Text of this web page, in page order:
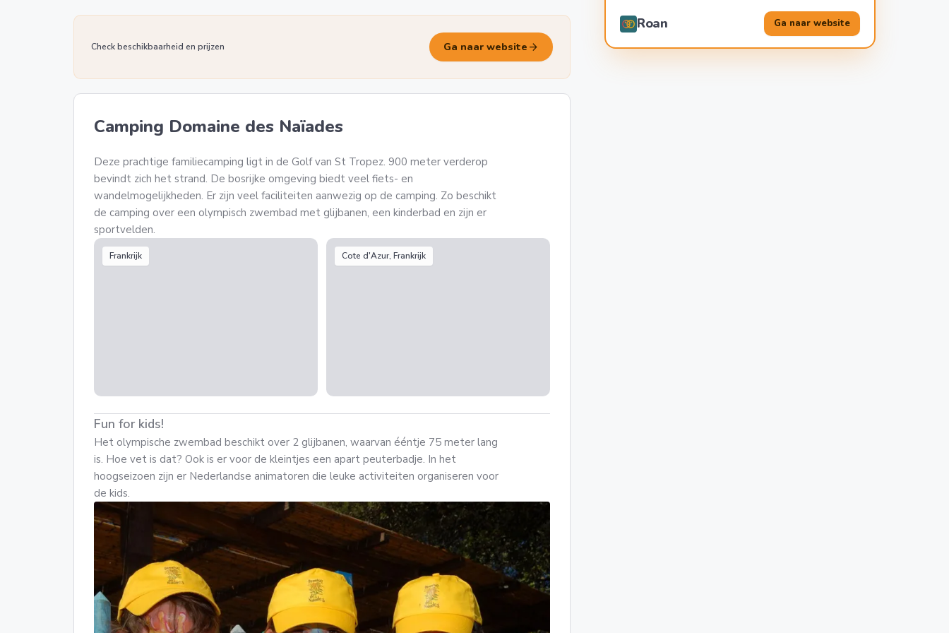
Roan Ga naar website
Check beschikbaarheid en prijzen Ga naar website arrow_forward
Camping Domaine des Naïades
Deze prachtige familiecamping ligt in de Golf van St Tropez. 900 meter verderop
bevindt zich het strand. De bosrijke omgeving biedt veel fiets- en
wandelmogelijkheden. Er zijn veel faciliteiten aanwezig op de camping. Zo beschikt
de camping over een olympisch zwembad met glijbanen, een kinderbad en zijn er
sportvelden.
Frankrijk Cote d'Azur, Frankrijk
Fun for kids!
Het olympische zwembad beschikt over 2 glijbanen, waarvan ééntje 75 meter lang
is. Hoe vet is dat? Ook is er voor de kleintjes een apart peuterbadje. In het
hoogseizoen zijn er Nederlandse animatoren die leuke activiteiten organiseren voor
de kids.